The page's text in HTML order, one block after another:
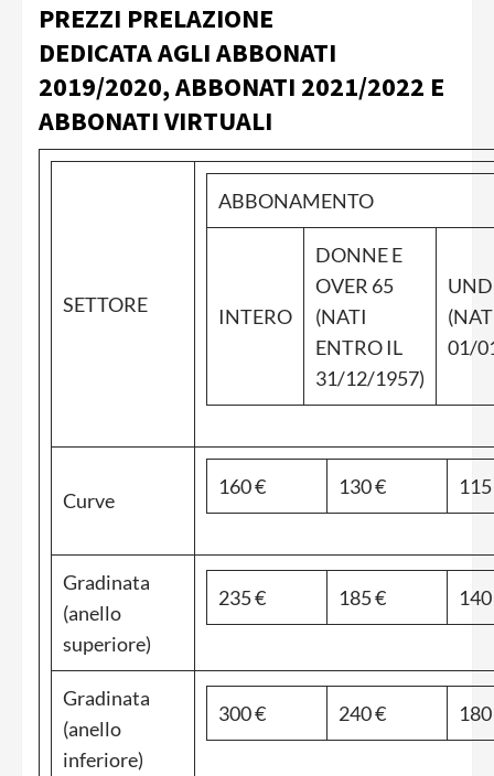
PREZZI PRELAZIONE
DEDICATA AGLI ABBONATI
2019/2020, ABBONATI 2021/2022 E
ABBONATI VIRTUALI
SETTORE
ABBONAMENTO
INTERO
DONNE E
OVER 65
(NATI
ENTRO IL
31/12/1957)
01/
Curve
160 € 130 €
Gradinata
(anello
superiore)
235 € 185 €
Gradinata
(anello
inferiore)
300 € 240 €